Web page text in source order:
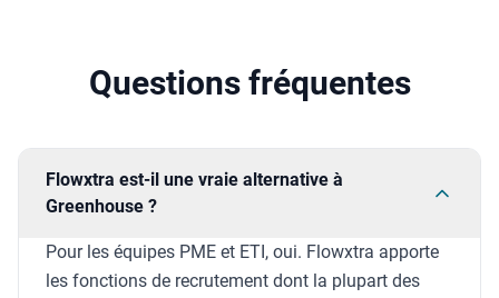
Questions fréquentes
Flowxtra est-il une vraie alternative à
Greenhouse ?
Pour les équipes PME et ETI, oui. Flowxtra apporte
les fonctions de recrutement dont la plupart des